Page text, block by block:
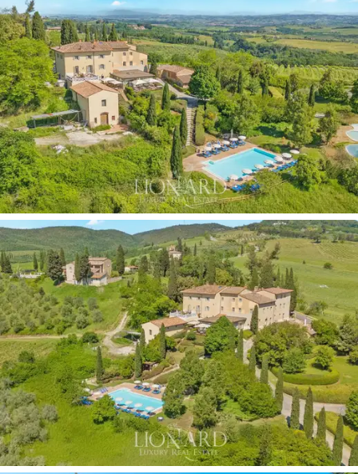
真靈魂，如今，它們完美地融入了這座精緻的住
宿設施之中。
主樓共四層，面積約935平方米，設有21間臥室，
每間臥室均配有獨立衛浴。底層設有寬敞的公共
區域，包括兩間早餐室、幾間休息室、一間帶餐
具室的專業廚房、一間酒吧、一間帶獨立入口的
辦公室，以及一個85平方米的全景陽台，非常適
合舉辦招待會或戶外用餐。底層設有兩間獨立衛
浴的獨立臥室。地下室設有歷史悠久的磚砌酒
窖，拱形天花板，喚起住宅的原始氛圍。拾級而
上，我們到達二樓，這裡設有十三間臥室，均配
有獨立衛浴；頂層則設有十一間臥室和一個寬敞
的90平方米陽光露台。
主樓旁邊是一棟約125平方公尺的附屬建築，原為
穀倉，現已改建為公寓，內設三間臥室、三間浴
室和一個帶廚房的中央起居區。其中一間臥室可
從外部直接進入，從而提供更大的管理靈活性。
飯店旁邊是一座120平方公尺的倉庫，可改建為額
外的住宿或生活空間。